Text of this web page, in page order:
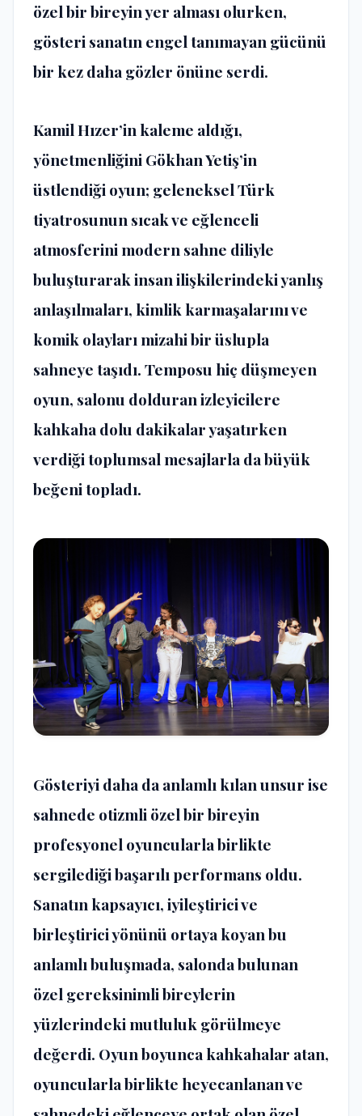
özel bir bireyin yer alması olurken,
gösteri sanatın engel tanımayan gücünü
bir kez daha gözler önüne serdi.
Kamil Hızer’in kaleme aldığı,
yönetmenliğini Gökhan Yetiş’in
üstlendiği oyun; geleneksel Türk
tiyatrosunun sıcak ve eğlenceli
atmosferini modern sahne diliyle
buluşturarak insan ilişkilerindeki yanlış
anlaşılmaları, kimlik karmaşalarını ve
komik olayları mizahi bir üslupla
sahneye taşıdı. Temposu hiç düşmeyen
oyun, salonu dolduran izleyicilere
kahkaha dolu dakikalar yaşatırken
verdiği toplumsal mesajlarla da büyük
beğeni topladı.
Gösteriyi daha da anlamlı kılan unsur ise
sahnede otizmli özel bir bireyin
profesyonel oyuncularla birlikte
sergilediği başarılı performans oldu.
Sanatın kapsayıcı, iyileştirici ve
birleştirici yönünü ortaya koyan bu
anlamlı buluşmada, salonda bulunan
özel gereksinimli bireylerin
yüzlerindeki mutluluk görülmeye
değerdi. Oyun boyunca kahkahalar atan,
oyuncularla birlikte heyecanlanan ve